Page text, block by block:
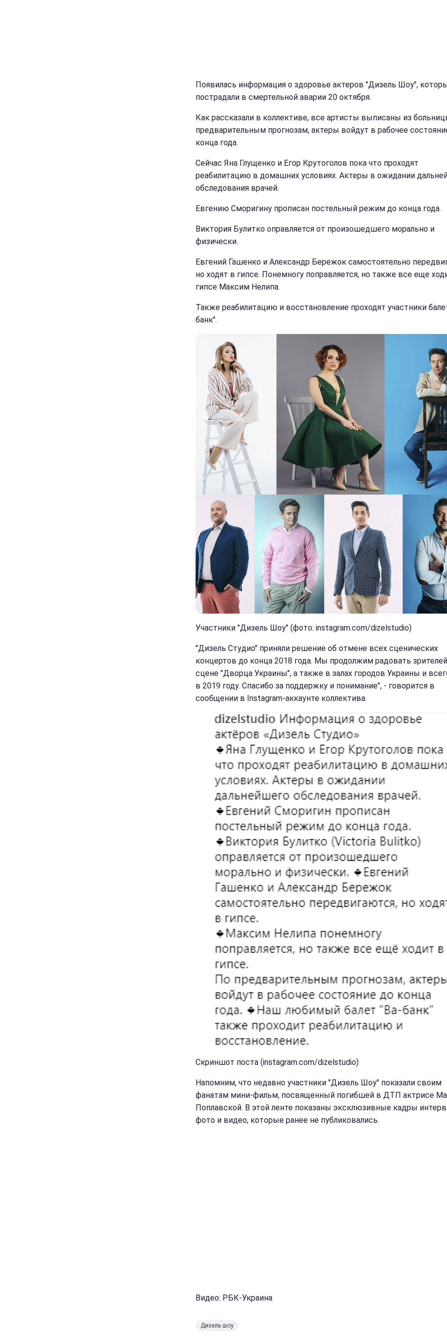
Появилась информация о здоровье актеров "Дизель Шоу",
пострадали в смертельной аварии 20 октября.
Как рассказали в коллективе, все артисты выписаны из
предварительным прогнозам, актеры войдут в рабочее
конца года.
Сейчас Яна Глущенко и Егор Крутоголов пока что проходят
реабилитацию в домашних условиях. Актеры в ожидании
обследования врачей.
Евгению Сморигину прописан постельный режим до конца года.
Виктория Булитко оправляется от произошедшего морально и
физически.
Евгений Гашенко и Александр Бережок самостоятельно
но ходят в гипсе. Понемногу поправляется, но также все еще
гипсе Максим Нелипа.
Также реабилитацию и восстановление проходят участники
банк".
Участники "Дизель Шоу" (фото: instagram.com/dizelstudio)
"Дизель Студио" приняли решение об отмене всех сценических
концертов до конца 2018 года. Мы продолжим радовать
сцене "Дворца Украины", а также в залах городов Украины и
в 2019 году. Спасибо за поддержку и понимание", - говорится в
сообщении в Instagram-аккаунте коллектива.
Скриншот поста (instagram.com/dizelstudio)
Напомним, что недавно участники "Дизель Шоу" показали своим
фанатам мини-фильм, посвященный погибшей в ДТП актрисе
Поплавской. В этой ленте показаны эксклюзивные кадры
фото и видео, которые ранее не публиковались.
Видео: РБК-Украина
Дизель шоу